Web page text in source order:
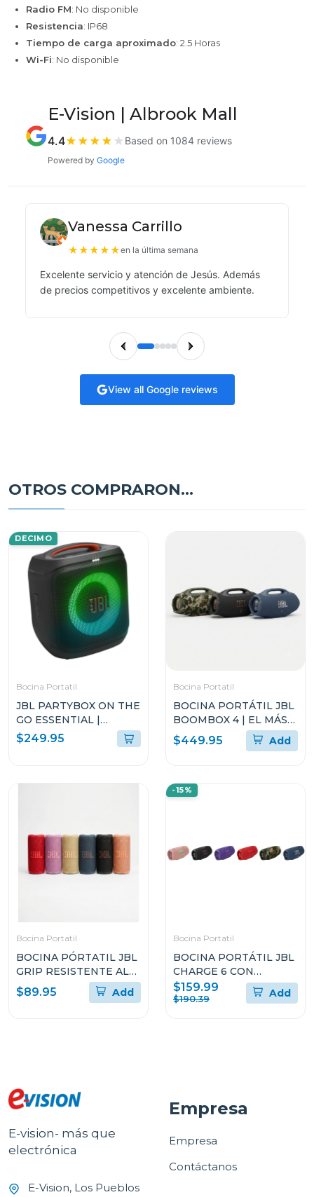
Radio FM: No disponible
Resistencia: IP68
Tiempo de carga aproximado: 2.5 Horas
Wi-Fi: No disponible
E-Vision | Albrook Mall
4.4★ ★ ★ ★ ★ Based on 1084 reviews
Powered by Google
Vanessa Carrillo
★★★★★en la última semana
Excelente servicio y atención de Jesús. Además
de precios competitivos y excelente ambiente.
View all Google reviews
OTROS COMPRARON...
DECIMO
Bocina Portatil
JBL PARTYBOX ON THE
GO ESSENTIAL |
ALTAVOZ PORTÁTIL
PARA FIESTAS CON
$249.95
Bocina Portatil
BOCINA PORTÁTIL JBL
BOOMBOX 4 | EL MÁS
POTENTE DE JBL
$449.95 Add
Bocina Portatil
BOCINA PÓRTATIL JBL
GRIP RESISTENTE AL
POLVO Y EL AGUA
$89.95 Add
-15%
Bocina Portatil
BOCINA PORTÁTIL JBL
CHARGE 6 CON
BLUETOOTH
RESISTENTE AL AGUA Y
$159.99
$190.39 Add
E-vision- más que
electrónica
E-Vision, Los Pueblos
Empresa
Empresa
Contáctanos